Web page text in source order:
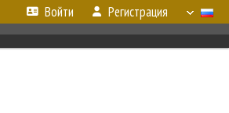
Войти Регистрация